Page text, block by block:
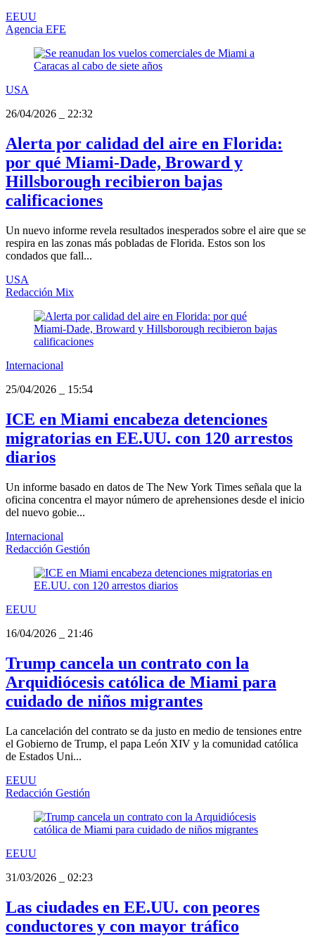
EEUU
Agencia EFE
USA
26/04/2026
22:32
Alerta por calidad del aire en Florida:
por qué Miami-Dade, Broward y
Hillsborough recibieron bajas
calificaciones
Un nuevo informe revela resultados inesperados sobre el aire que se
respira en las zonas más pobladas de Florida. Estos son los
condados que fall...
USA
Redacción Mix
Internacional
25/04/2026
15:54
ICE en Miami encabeza detenciones
migratorias en EE.UU. con 120 arrestos
diarios
Un informe basado en datos de The New York Times señala que la
oficina concentra el mayor número de aprehensiones desde el inicio
del nuevo gobie...
Internacional
Redacción Gestión
EEUU
16/04/2026
21:46
Trump cancela un contrato con la
Arquidiócesis católica de Miami para
cuidado de niños migrantes
La cancelación del contrato se da justo en medio de tensiones entre
el Gobierno de Trump, el papa León XIV y la comunidad católica
de Estados Uni...
EEUU
Redacción Gestión
EEUU
31/03/2026
02:23
Las ciudades en EE.UU. con peores
conductores y con mayor tráfico